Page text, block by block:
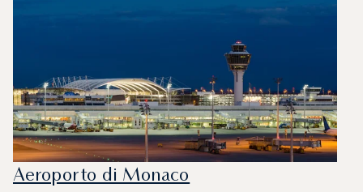
Aeroporto di Monaco